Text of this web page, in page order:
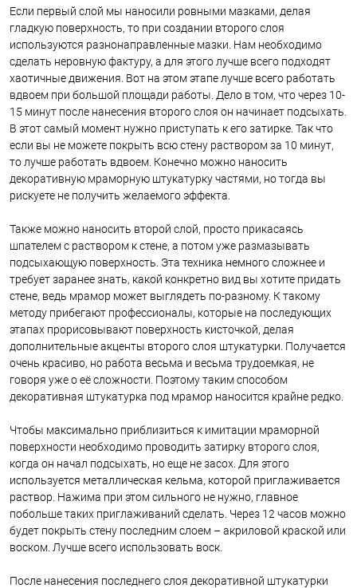
Если первый слой мы наносили ровными мазками, делая
гладкую поверхность, то при создании второго слоя
используются разнонаправленные мазки. Нам необходимо
сделать неровную фактуру, а для этого лучше всего подходят
хаотичные движения. Вот на этом этапе лучше всего работать
вдвоем при большой площади работы. Дело в том, что через 10-
15 минут после нанесения второго слоя он начинает подсыхать.
В этот самый момент нужно приступать к его затирке. Так что
если вы не можете покрыть всю стену раствором за 10 минут,
то лучше работать вдвоем. Конечно можно наносить
декоративную мраморную штукатурку частями, но тогда вы
рискуете не получить желаемого эффекта.
Также можно наносить второй слой, просто прикасаясь
шпателем с раствором к стене, а потом уже размазывать
подсыхающую поверхность. Эта техника немного сложнее и
требует заранее знать, какой конкретно вид вы хотите придать
стене, ведь мрамор может выглядеть по-разному. К такому
методу прибегают профессионалы, которые на последующих
этапах прорисовывают поверхность кисточкой, делая
дополнительные акценты второго слоя штукатурки. Получается
очень красиво, но работа весьма и весьма трудоемкая, не
говоря уже о её сложности. Поэтому таким способом
декоративная штукатурка под мрамор наносится крайне редко.
Чтобы максимально приблизиться к имитации мраморной
поверхности необходимо проводить затирку второго слоя,
когда он начал подсыхать, но еще не засох. Для этого
используется металлическая кельма, которой приглаживается
раствор. Нажима при этом сильного не нужно, главное
побольше таких приглаживаний сделать. Через 12 часов можно
будет покрыть стену последним слоем – акриловой краской или
воском. Лучше всего использовать воск.
После нанесения последнего слоя декоративной штукатурки